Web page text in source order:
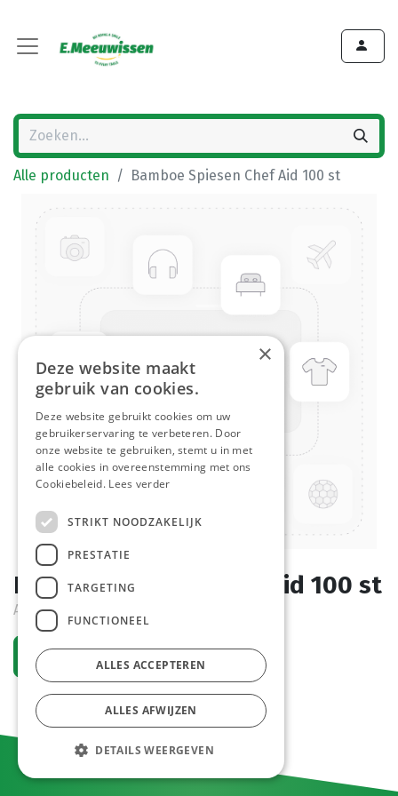
Alle producten Bamboe Spiesen Chef Aid 100 st
Bamboe Spiesen Chef Aid 100 st
Actief
Vraag een account aan
×
Deze website maakt
gebruik van cookies.
Deze website gebruikt cookies om uw
gebruikerservaring te verbeteren. Door
onze website te gebruiken, stemt u in met
alle cookies in overeenstemming met ons
Cookiebeleid. Lees verder
STRIKT NOODZAKELIJK
PRESTATIE
TARGETING
FUNCTIONEEL
ALLES ACCEPTEREN
ALLES AFWIJZEN
DETAILS WEERGEVEN